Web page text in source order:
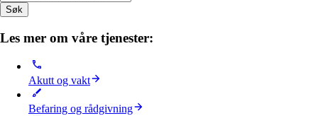
Søk
Les mer om våre tjenester:
Akutt og vakt
Befaring og rådgivning